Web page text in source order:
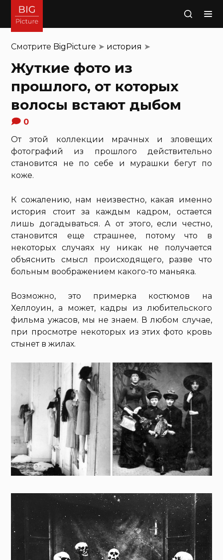
Поиск
Смотрите BigPicture ➤ история ➤
Жуткие фото из
прошлого, от которых
волосы встают дыбом
0
От этой коллекции мрачных и зловещих
фотографий из прошлого действительно
становится не по себе и мурашки бегут по
коже.
К сожалению, нам неизвестно, какая именно
история стоит за каждым кадром, остается
лишь догадываться. А от этого, если честно,
становится еще страшнее, потому что в
некоторых случаях ну никак не получается
объяснить смысл происходящего, разве что
больным воображением какого-то маньяка.
Возможно, это примерка костюмов на
Хеллоуин, а может, кадры из любительского
фильма ужасов, мы не знаем. В любом случае,
при просмотре некоторых из этих фото кровь
стынет в жилах.